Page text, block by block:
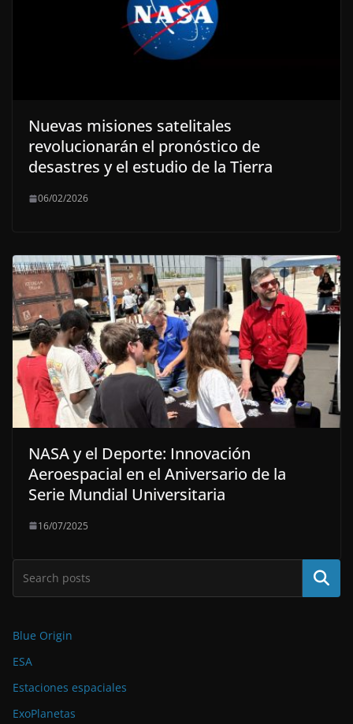
Nuevas misiones satelitales
revolucionarán el pronóstico de
desastres y el estudio de la Tierra
06/02/2026
NASA y el Deporte: Innovación
Aeroespacial en el Aniversario de la
Serie Mundial Universitaria
16/07/2025
Buscar
Blue Origin
ESA
Estaciones espaciales
ExoPlanetas